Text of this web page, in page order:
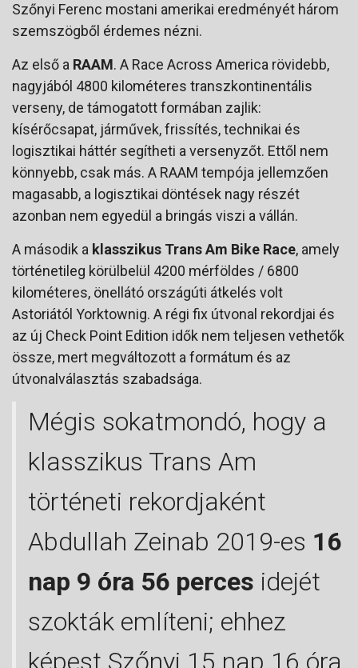
Szőnyi Ferenc mostani amerikai eredményét három
szemszögből érdemes nézni.
Az első a RAAM. A Race Across America rövidebb,
nagyjából 4800 kilométeres transzkontinentális
verseny, de támogatott formában zajlik:
kísérőcsapat, járművek, frissítés, technikai és
logisztikai háttér segítheti a versenyzőt. Ettől nem
könnyebb, csak más. A RAAM tempója jellemzően
magasabb, a logisztikai döntések nagy részét
azonban nem egyedül a bringás viszi a vállán.
A második a klasszikus Trans Am Bike Race, amely
történetileg körülbelül 4200 mérföldes / 6800
kilométeres, önellátó országúti átkelés volt
Astoriától Yorktownig. A régi fix útvonal rekordjai és
az új Check Point Edition idők nem teljesen vethetők
össze, mert megváltozott a formátum és az
útvonalválasztás szabadsága.
Mégis sokatmondó, hogy a
klasszikus Trans Am
történeti rekordjaként
Abdullah Zeinab 2019-es 16
nap 9 óra 56 perces idejét
szokták említeni; ehhez
képest Szőnyi 15 nap 16 óra